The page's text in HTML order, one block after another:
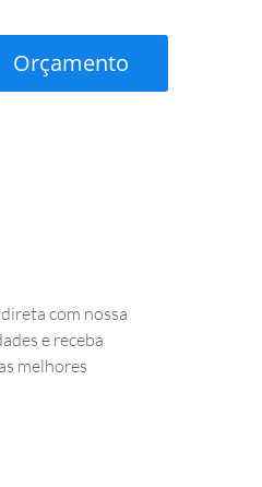
Orçamento
com nossa
e receba
melhores